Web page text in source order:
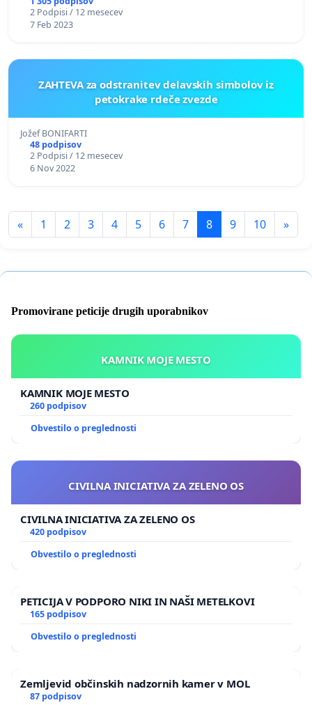
2 Podpisi / 12 mesecev
7 Feb 2023
ZAHTEVA za odstranitev delavskih simbolov iz
petokrake rdeče zvezde
Jožef BONIFARTI
48 podpisov
2 Podpisi / 12 mesecev
6 Nov 2022
« 1 2 3 4 5 6 7 8 9 10 »
Promovirane peticije drugih uporabnikov
KAMNIK MOJE MESTO
KAMNIK MOJE MESTO
260 podpisov
Obvestilo o preglednosti
CIVILNA INICIATIVA ZA ZELENO OS
CIVILNA INICIATIVA ZA ZELENO OS
420 podpisov
Obvestilo o preglednosti
PETICIJA V PODPORO NIKI IN NAŠI METELKOVI
165 podpisov
Obvestilo o preglednosti
Zemljevid občinskih nadzornih kamer v MOL
87 podpisov